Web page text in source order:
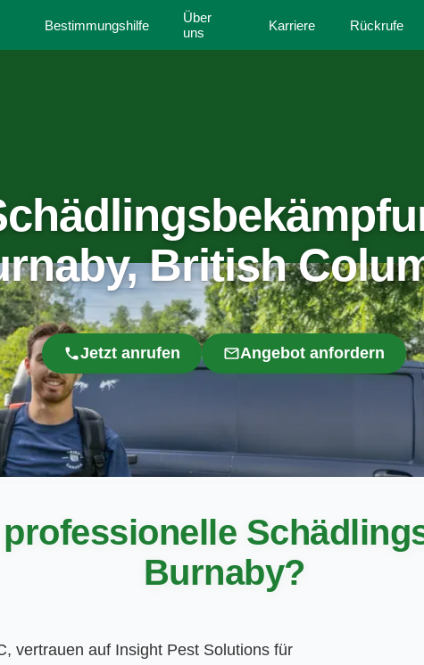
Bestimmungshilfe
Über
uns
Karriere Rückrufe
British
Jetzt anrufen Angebot anfordern
Burnaby?
vertrauen auf Insight Pest Solutions für